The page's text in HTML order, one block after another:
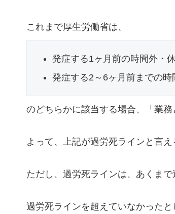
これまで厚生労働省は、
発症する1ヶ月前の時間外・
発症する2～6ヶ月前までの
のどちらかに該当する場合、「業
よって、上記が過労死ラインと言え
ただし、過労死ラインは、あくま
過労死ラインを超えていなかった